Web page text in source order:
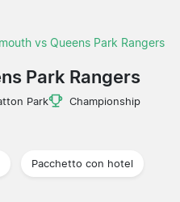
vs Queens Park Rangers
Park Rangers
Park
Championship
Pacchetto con hotel